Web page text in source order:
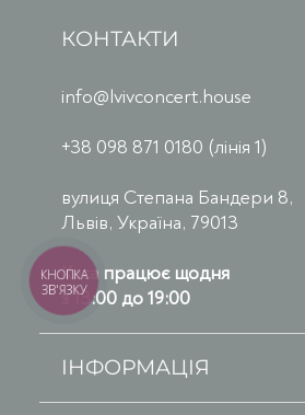
КОНТАКТИ
info@lvivconcert.house
+38 098 871 0180 (лінія 1)
вулиця Степана Бандери 8,
Львів, Україна, 79013
Каса працює щодня
з 13:00 до 19:00
ІНФОРМАЦІЯ
КНОПКА
ЗВ'ЯЗКУ